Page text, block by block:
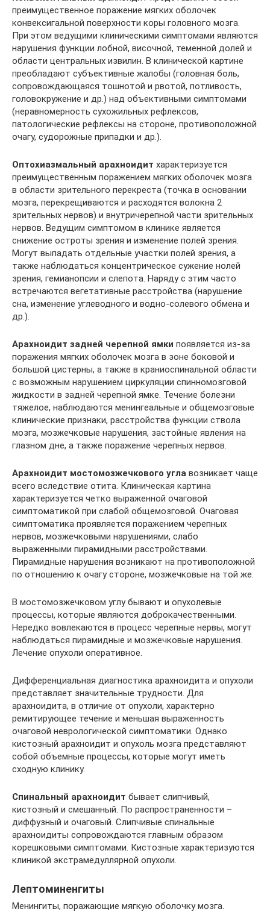
преимущественное поражение мягких оболочек
конвексигальной поверхности коры головного мозга.
При этом ведущими клиническими симптомами являются
нарушения функции лобной, височной, теменной долей и
области центральных извилин. В клинической картине
преобладают субъективные жалобы (головная боль,
сопровождающаяся тошнотой и рвотой, потливость,
головокружение и др.) над объективными симптомами
(неравномерность сухожильных рефлексов,
патологические рефлексы на стороне, противоположной
очагу, судорожные припадки и др.).
Оптохиазмальный арахноидит характеризуется
преимущественным поражением мягких оболочек мозга
в области зрительного перекреста (точка в основании
мозга, перекрещиваются и расходятся волокна 2
зрительных нервов) и внутричерепной части зрительных
нервов. Ведущим симптомом в клинике является
снижение остроты зрения и изменение полей зрения.
Могут выпадать отдельные участки полей зрения, а
также наблюдаться концентрическое сужение нолей
зрения, гемианопсии и слепота. Наряду с этим часто
встречаются вегетативные расстройства (нарушение
сна, изменение углеводного и водно-солевого обмена и
др.).
Арахноидит задней черепной ямки появляется из-за
поражения мягких оболочек мозга в зоне боковой и
большой цистерны, а также в краниоспинальной области
с возможным нарушением циркуляции спинномозговой
жидкости в задней черепной ямке. Течение болезни
тяжелое, наблюдаются менингеальные и общемозговые
клинические признаки, расстройства функции ствола
мозга, мозжечковые нарушения, застойные явления на
глазном дне, а также поражение черепных нервов.
Арахноидит мостомозжечкового угла возникает чаще
всего вследствие отита. Клиническая картина
характеризуется четко выраженной очаговой
симптоматикой при слабой общемозговой. Очаговая
симптоматика проявляется поражением черепных
нервов, мозжечковыми нарушениями, слабо
выраженными пирамидными расстройствами.
Пирамидные нарушения возникают на противоположной
по отношению к очагу стороне, мозжечковые на той же.
В мостомозжечковом углу бывают и опухолевые
процессы, которые являются доброкачественными.
Нередко вовлекаются в процесс черепные нервы, могут
наблюдаться пирамидные и мозжечковые нарушения.
Лечение опухоли оперативное.
Дифференциальная диагностика арахноидита и опухоли
представляет значительные трудности. Для
арахноидита, в отличие от опухоли, характерно
ремитирующее течение и меньшая выраженность
очаговой неврологической симптоматики. Однако
кистозный арахноидит и опухоль мозга представляют
собой объемные процессы, которые могут иметь
сходную клинику.
Спинальный арахноидит бывает слипчивый,
кистозный и смешанный. По распространенности –
диффузный и очаговый. Слипчивые спинальные
арахноидиты сопровождаются главным образом
корешковыми симптомами. Кистозные характеризуются
клиникой экстрамедуллярной опухоли.
Лептоминенгиты
Менингиты, поражающие мягкую оболочку мозга.